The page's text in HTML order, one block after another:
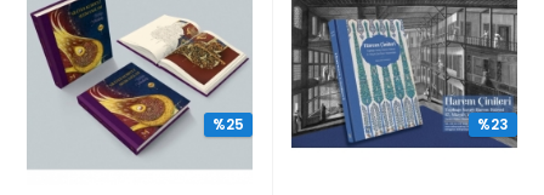
%25 %23